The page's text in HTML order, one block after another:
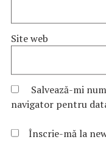
Site web
Salvează-mi
navigator pentru
Înscrie-mă la